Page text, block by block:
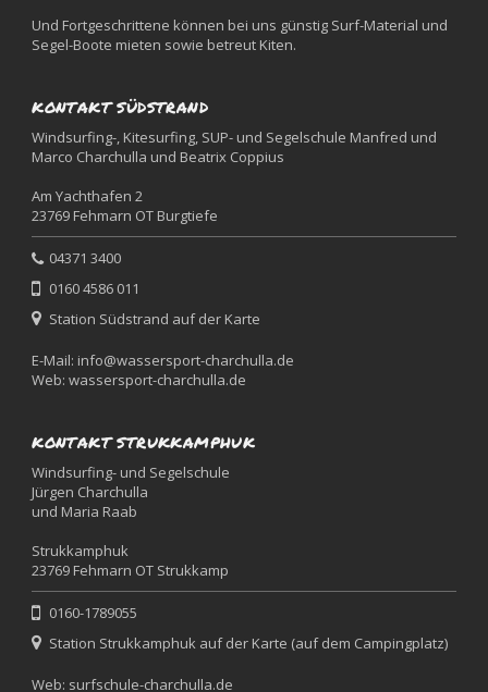
Und Fortgeschrittene können bei uns günstig Surf-Material und
Segel-Boote mieten sowie betreut Kiten.
KONTAKT SÜDSTRAND
Windsurfing-, Kitesurfing, SUP- und Segelschule Manfred und
Marco Charchulla und Beatrix Coppius
Am Yachthafen 2
23769 Fehmarn OT Burgtiefe
04371 3400
0160 4586 011
Station Südstrand auf der Karte
E-Mail: info@wassersport-charchulla.de
Web:wassersport-charchulla.de
KONTAKT STRUKKAMPHUK
Windsurfing- und Segelschule
Jürgen Charchulla
und Maria Raab
Strukkamphuk
23769 Fehmarn OT Strukkamp
0160-1789055
Station Strukkamphuk auf der Karte (auf dem Campingplatz)
Web: surfschule-charchulla.de